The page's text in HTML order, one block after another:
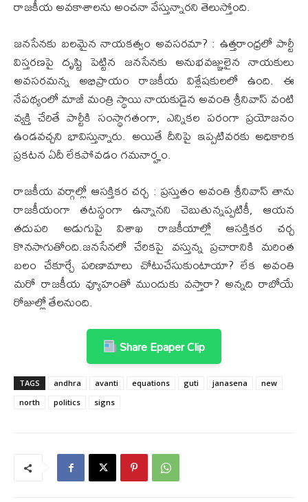
రాజకీయ అవకాశాలను అంచనా వేస్తున్నారని తెలుస్తోంది.
జనసేనకు బలమైన నాయకత్వం అవసరమా? : ఉత్తరాంధ్రలో పార్టీ
విస్తరణపై దృష్టి పెట్టిన జనసేనకు అనుభవజ్ఞులైన నాయకులు
అవసరమన్న అభిప్రాయం రాజకీయ విశ్లేషకులలో ఉంది. ఈ
నేపథ్యంలో మాజీ మంత్రి స్థాయి నాయకుడైన అవంతి శ్రీనివాస్ వంటి
వ్యక్తి చేరితే పార్టీకి సంస్థాగతంగా, ఎన్నికల పరంగా ప్రయోజనం
ఉండవచ్చని భావిస్తున్నారు. అయితే దీనిపై ఇప్పటివరకు అధికారిక
ప్రకటన ఏదీ లేకపోవడం గమనార్హం.
రాజకీయ వర్గాల్లో ఆసక్తికర చర్చ : ప్రస్తుతం అవంతి శ్రీనివాస్ తాను
రాజకీయంగా తటస్థంగా ఉన్నానని చెబుతున్నప్పటికీ, ఆయన
తదుపరి అడుగుపై విశాఖ రాజకీయాల్లో ఆసక్తికర చర్చ
కొనసాగుతోంది.జనసేనలో చేరికపై వస్తున్న ప్రచారానికి మరింత
బలం చేకూర్చే పరిణామాలు చోటుచేసుకుంటాయా? లేక అవంతి
మరో రాజకీయ వ్యూహంతో ముందుకు వస్తారా? అన్నది రాబోయే
రోజుల్లో తేలనుంది.
Share Epaper Clip
TAGS andhra avanti equations guti janasena
new
north
politics signs